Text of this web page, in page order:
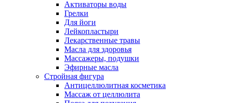
Активаторы воды
Грелки
Для йоги
Лейкопластыри
Лекарственные травы
Масла для здоровья
Массажеры, подушки
Эфирные масла
Стройная фигура
Антицеллюлитная косметика
Массаж от целлюлита